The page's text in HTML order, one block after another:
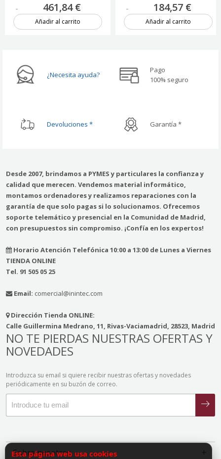
461,84 €
Añadir al carrito
184,57 €
Añadir al carrito
¿Necesita ayuda?
Pago
100% seguro
Devoluciones * Garantía *
Desde 2007, brindamos a PYMES y particulares la confianza y
calidad que merecen. Vendemos material informático,
montamos ordenadores y realizamos reparaciones con la
garantía de que solo pagas si lo solucionamos. Ofrecemos
soporte telemático y presencial en la Comunidad de Madrid,
con presupuestos sin compromiso. ¡Confía en los expertos!
Horario Atención Telefónica 10:00 a 13:00 de Lunes a Viernes
TIENDA ONLINE
Tel. 91 505 05 25
Email: comercial@inintec.com
Dirección Tienda ONLINE:
Calle Guillermina Medrano, 11, Rivas-Vaciamadrid, 28523, Madrid
NO TE PIERDAS NUESTRAS OFERTAS Y
NOVEDADES
Introduzca su email si quiere recibir nuestras ofertas y novedades
periódicamente en su buzón de correo.
Sobre nosotros
Esta página web usa cookies